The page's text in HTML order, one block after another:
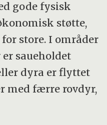
gode fysisk
støtte,
store. I områder
saueholdet
dyra er flyttet
med færre rovdyr,